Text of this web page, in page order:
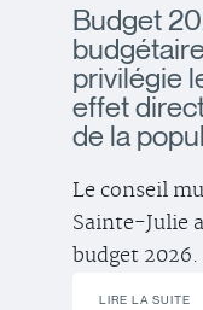
Budget
privilégie
effet
de la
Le conseil
Sainte-Julie
budget 2026.
LIRE LA SUITE